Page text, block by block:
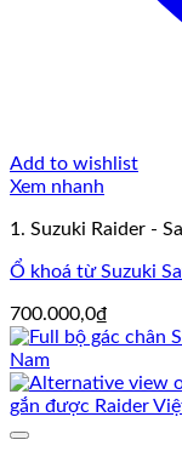
Add to wishlist
Xem nhanh
1. Suzuki Raider -
Ổ khoá từ Suzuki
700.000,0₫